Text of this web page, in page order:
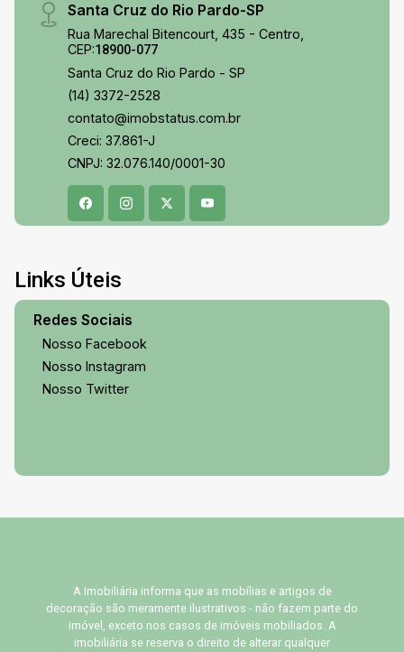
Santa Cruz do Rio Pardo-SP
Rua Marechal Bitencourt, 435 - Centro,
CEP:18900-077
Santa Cruz do Rio Pardo - SP
(14) 3372-2528
contato@imobstatus.com.br
Creci: 37.861-J
CNPJ: 32.076.140/0001-30
Links Úteis
Redes Sociais
Nosso Facebook
Nosso Instagram
Nosso Twitter
A Imobiliária informa que as mobílias e artigos de
decoração são meramente ilustrativos - não fazem parte do
imóvel, exceto nos casos de imóveis mobiliados. A
imobiliária se reserva o direito de alterar qualquer